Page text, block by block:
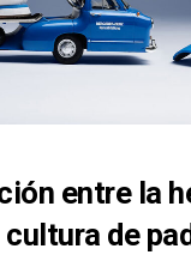
entre la
de